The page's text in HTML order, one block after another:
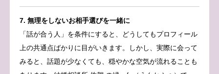
7. 無理をしないお相手選びを一緒に
「話が合う人」を条件にすると、どうしてもプロフィール
上の共通点ばかりに目がいきます。しかし、実際に会って
みると、話題が少なくても、穏やかな空気が流れることも